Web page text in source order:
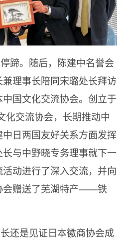
蹄。随后，陈建中名誉会
理事长陪同宋璐处长拜访
国文化交流协会。创立于
化交流协会，长期推动中
日两国友好关系方面发挥
与中野晓专务理事就下一
动进行了深入交流，并向
会赠送了芜湖特产——铁
还是见证日本徽商协会成